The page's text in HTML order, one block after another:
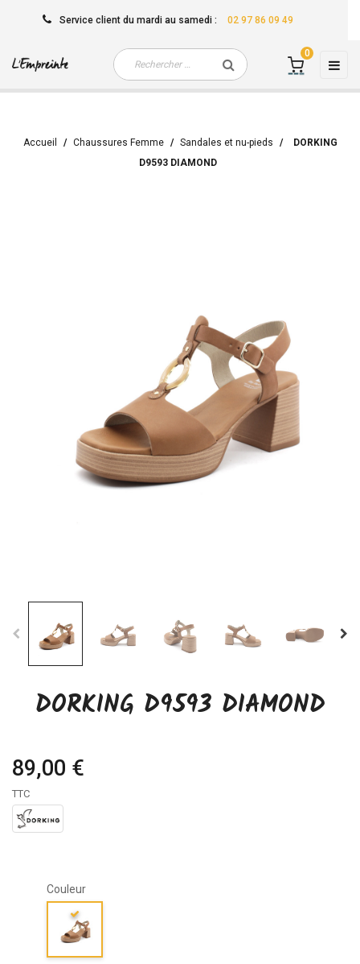
Service client du mardi au samedi : 02 97 86 09 49
☰
0
Accueil Chaussures Femme Sandales et nu-pieds
DORKING
D9593 DIAMOND
DORKING D9593 DIAMOND
89,00 €
TTC
Couleur